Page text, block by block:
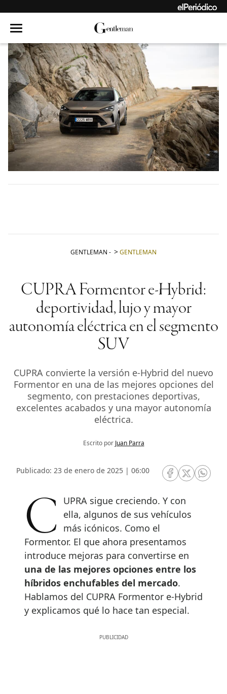
GENTLEMAN - GENTLEMAN
CUPRA Formentor e-Hybrid:
deportividad, lujo y mayor
autonomía eléctrica en el segmento
SUV
CUPRA convierte la versión e-Hybrid del nuevo
Formentor en una de las mejores opciones del
segmento, con prestaciones deportivas,
excelentes acabados y una mayor autonomía
eléctrica.
Escrito por Juan Parra
Publicado: 23 de enero de 2025 | 06:00
RRSS Facebook
RRSSRRSS
CUPRA sigue creciendo. Y con
ella, algunos de sus vehículos
más icónicos. Como el
Formentor. El que ahora presentamos
introduce mejoras para convertirse en
una de las mejores opciones entre los
híbridos enchufables del mercado.
Hablamos del CUPRA Formentor e-Hybrid
y explicamos qué lo hace tan especial.